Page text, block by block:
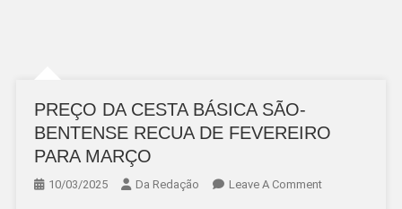
PREÇO DA CESTA BÁSICA SÃO-
BENTENSE RECUA DE FEVEREIRO
PARA MARÇO
10/03/2025 Da Redação Leave A CommentOn